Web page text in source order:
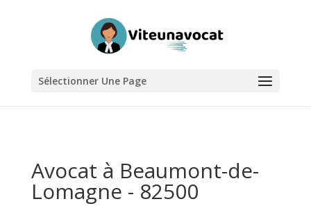
Sélectionner Une Page
Avocat à Beaumont-de-
Lomagne - 82500